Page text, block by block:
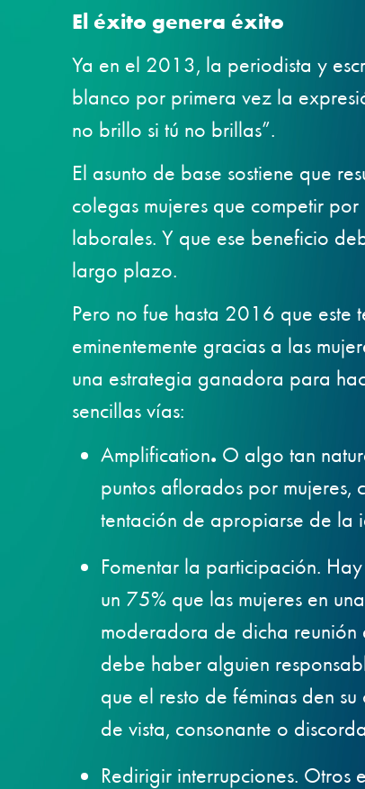
El éxito genera éxito
Ya en el 2013, la periodista y
blanco por primera vez la
no brillo si tú no brillas”.
El asunto de base sostiene que
colegas mujeres que competir
laborales. Y que ese beneficio
largo plazo.
Pero no fue hasta 2016 que este
eminentemente gracias a las
una estrategia ganadora para
sencillas vías:
Amplification. O algo tan
puntos aflorados por
tentación de apropiarse de la
Fomentar la participación.
un 75% que las mujeres en
moderadora de dicha reunión
debe haber alguien
que el resto de féminas den
de vista, consonante o
Redirigir interrupciones. Otros